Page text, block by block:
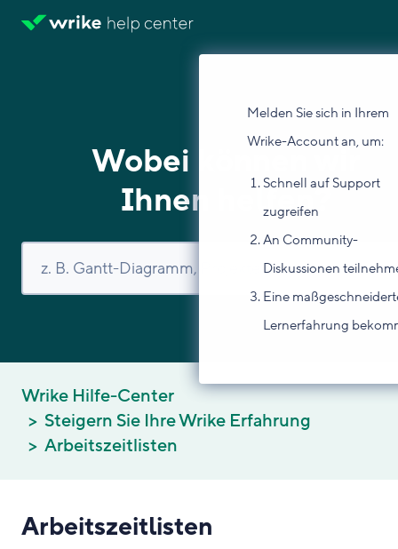
Melden Sie sich in Ihrem
Wrike-Account an, um:
Schnell auf Support
zugreifen
An Community-
Diskussionen
Eine
Lernerfahrung
Wobei können wir
Ihnen helfen?
Wrike Hilfe-Center
Steigern Sie Ihre Wrike Erfahrung
Arbeitszeitlisten
Arbeitszeitlisten